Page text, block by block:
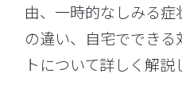
由、一時的なしみる
の違い、自宅ででき
トについて詳しく解説